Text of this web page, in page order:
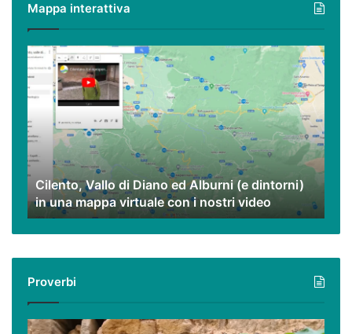
ma
eccezionali.
Mappa interattiva
Cilento,
Vallo
di
Diano
ed
Alburni
(e
dintorni)
una
mappa
virtuale
nostri
video
Cilento, Vallo di Diano ed Alburni (e dintorni)
in una mappa virtuale con i nostri video
Proverbi
Podcast